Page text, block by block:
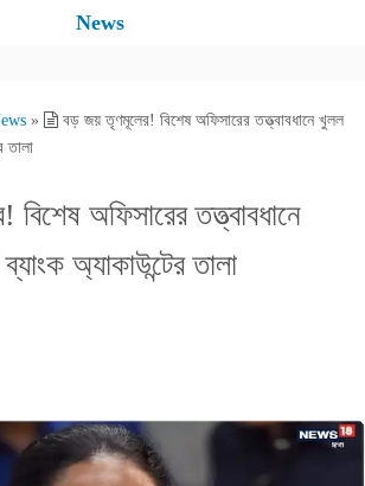
News
»
বড় জয় তৃণমূলের! বিশেষ অফিসারের তত্ত্বাবধানে খুলল
তালা
অফিসারের তত্ত্বাবধানে
অ্যাকাউন্টের তালা